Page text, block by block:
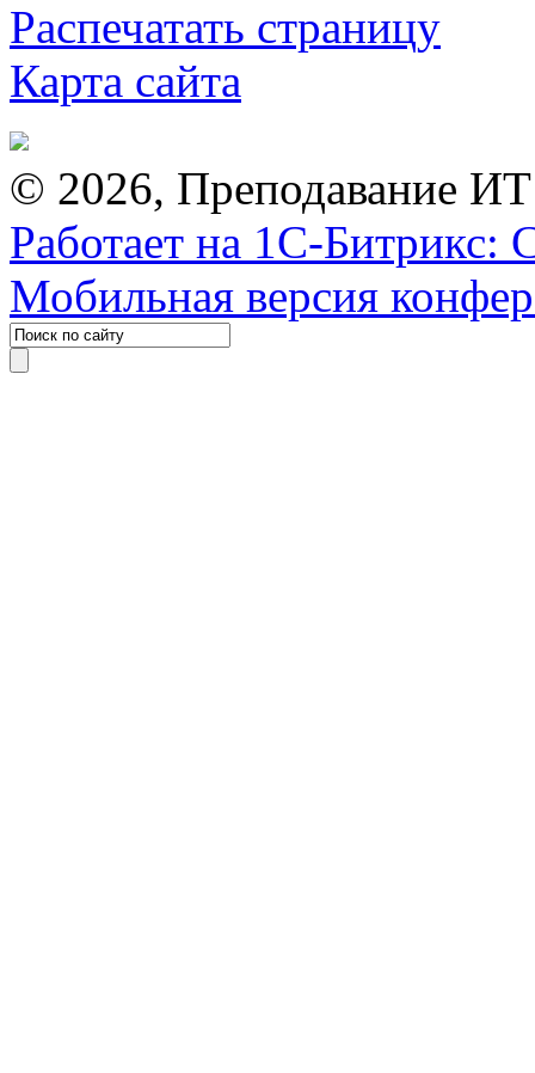
Распечатать страницу
Карта сайта
© 2026, Преподавание
Работает на 1С-Битрикс:
Мобильная версия